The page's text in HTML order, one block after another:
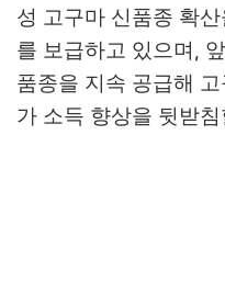
성 고구마 신품종 확
를 보급하고 있으며 ,
품종을 지속 공급해
가 소득 향상을 뒷받